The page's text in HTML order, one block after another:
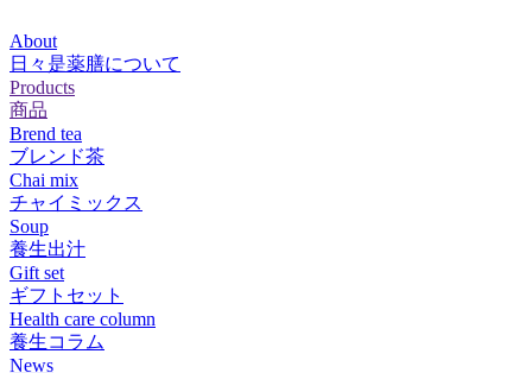
About
日々是薬膳について
Products
商品
Brend tea
ブレンド茶
Chai mix
チャイミックス
Soup
養生出汁
Gift set
ギフトセット
Health care column
養生コラム
News